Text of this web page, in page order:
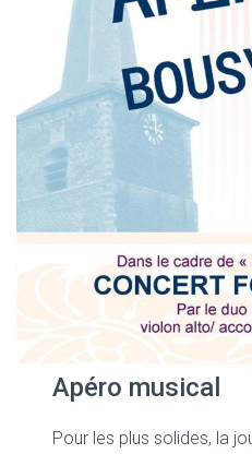
Apéro musical
Pour les plus solides, la